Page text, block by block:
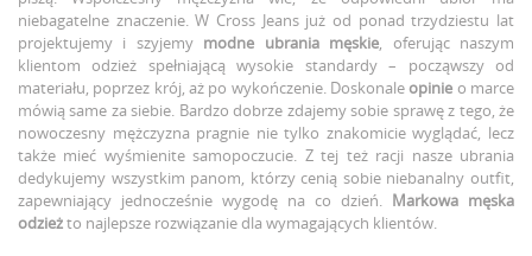
niebagatelne znaczenie. W Cross Jeans już od ponad trzydziestu lat
projektujemy i szyjemy modne ubrania męskie, oferując naszym
klientom odzież spełniającą wysokie standardy – począwszy od
materiału, poprzez krój, aż po wykończenie. Doskonaleopinie o marce
mówią same za siebie. Bardzo dobrze zdajemy sobie sprawę z tego, że
nowoczesny mężczyzna pragnie nie tylko znakomicie wyglądać, lecz
także mieć wyśmienite samopoczucie. Z tej też racji nasze ubrania
dedykujemy wszystkim panom, którzy cenią sobie niebanalny outfit,
zapewniający jednocześnie wygodę na co dzień. Markowa męska
odzieżto najlepsze rozwiązanie dla wymagających klientów.